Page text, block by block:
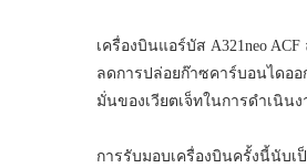
เครื่องบินแอร์บัส A321neo
ลดการปล่อยก๊าซคาร์บอนไดออ
มั่นของเวียตเจ็ทในการดำเนิ
การรับมอบเครื่องบินครั้งนี้นับเ